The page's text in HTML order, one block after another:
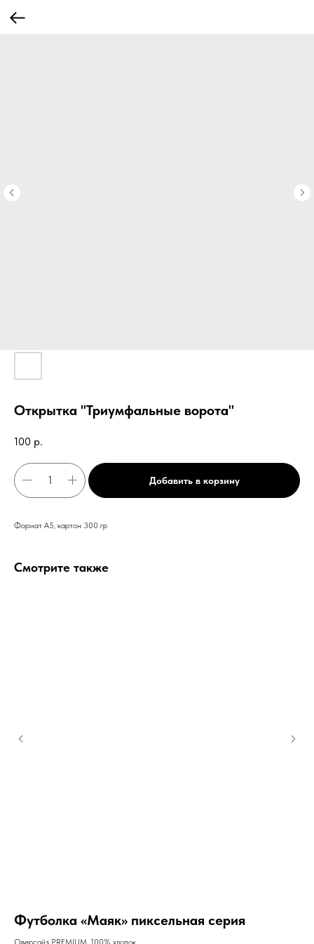
Открытка "Триумфальные ворота"
100 р.
Добавить в корзину
Формат А5, картон 300 гр
Смотрите также
Футболка «Маяк» пиксельная серия
Оверсайз PREMIUM, 100% хлопок